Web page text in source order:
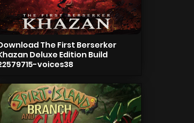
The First Berserker
Deluxe Edition Build
voices38